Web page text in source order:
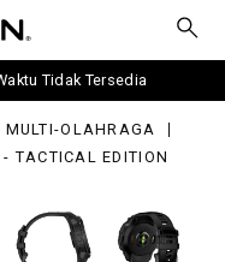
Tidak Tersedia
MULTI-OLAHRAGA
TACTICAL EDITION